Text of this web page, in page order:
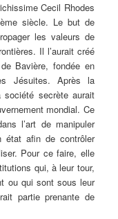
Cecil Rhodes
siècle. Le but de
les valeurs de
Il l’aurait créé
Bavière, fondée en
Jésuites. Après la
secrète aurait
mondial. Ce
l’art de manipuler
état afin de contrôler
Pour ce faire, elle
qui, à leur tour,
ou qui sont sous leur
partie prenante de